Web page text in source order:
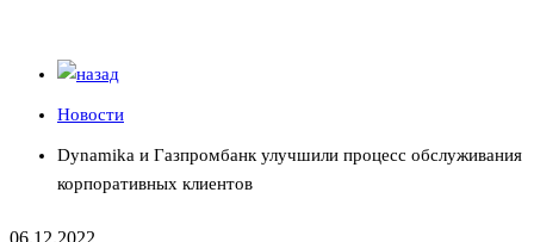
Новости
Dynamika и Газпромбанк улучшили процесс обслуживания
корпоративных клиентов
06.12.2022